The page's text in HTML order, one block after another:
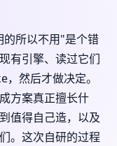
所以不用"是个错
有引擎、读过它们
然后才做决定。
方案真正擅长什
值得自己造，以及
。这次自研的过程